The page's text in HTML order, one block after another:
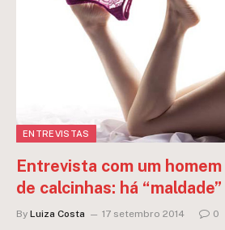
ENTREVISTAS
Entrevista com um
de calcinhas: há
By Luiza Costa 17 setembro 2014 0